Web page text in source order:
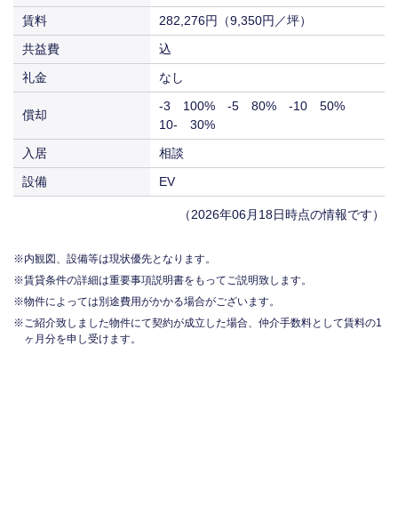
賃料
282,276円（9,350円／坪）
共益費
込
礼金
なし
償却
-3 100% -5 80% -10 50%
10- 30%
入居
相談
設備
EV
（2026年06月18日時点の情報です）
内観図、設備等は現状優先となります。
賃貸条件の詳細は重要事項説明書をもってご説明致します。
物件によっては別途費用がかかる場合がございます。
ご紹介致しました物件にて契約が成立した場合、仲介手数料として賃料の1
ヶ月分を申し受けます。